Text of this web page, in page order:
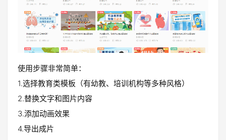
使用步骤非常简单：
1.选择教育类模板（有幼教、培训机构等多种风格）
2.替换文字和图片内容
3.添加动画效果
4.导出成片